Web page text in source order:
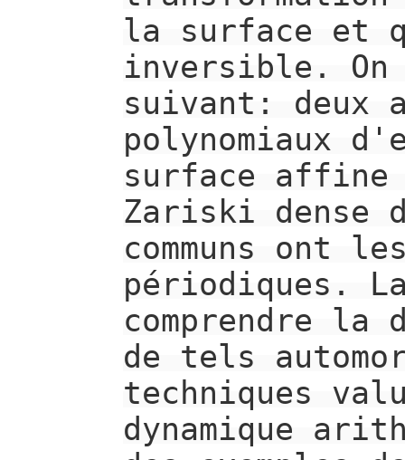
la surface et
inversible.
suivant: deux
polynomiaux
surface affine
Zariski dense
communs ont
périodiques.
comprendre
de tels
techniques
dynamique